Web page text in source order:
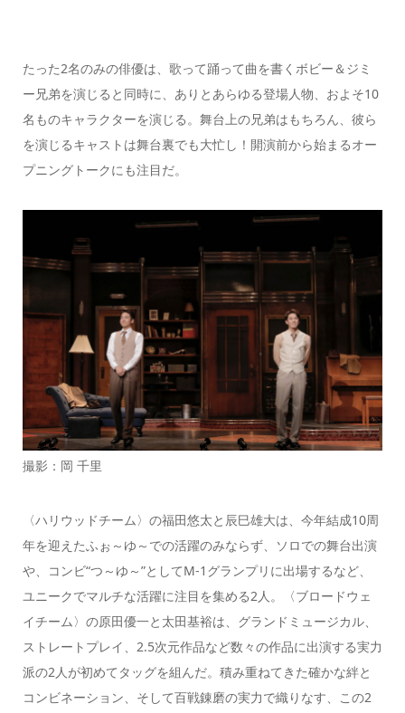
たった2名のみの俳優は、歌って踊って曲を書くボビー＆ジミ
ー兄弟を演じると同時に、ありとあらゆる登場人物、およそ10
名ものキャラクターを演じる。舞台上の兄弟はもちろん、彼ら
を演じるキャストは舞台裏でも大忙し！開演前から始まるオー
プニングトークにも注目だ。
撮影：岡 千里
〈ハリウッドチーム〉の福田悠太と辰巳雄大は、今年結成10周
年を迎えたふぉ～ゆ～での活躍のみならず、ソロでの舞台出演
や、コンビ“つ～ゆ～”としてM-1グランプリに出場するなど、
ユニークでマルチな活躍に注目を集める2人。〈ブロードウェ
イチーム〉の原田優一と太田基裕は、グランドミュージカル、
ストレートプレイ、2.5次元作品など数々の作品に出演する実力
派の2人が初めてタッグを組んだ。積み重ねてきた確かな絆と
コンビネーション、そして百戦錬磨の実力で織りなす、この2